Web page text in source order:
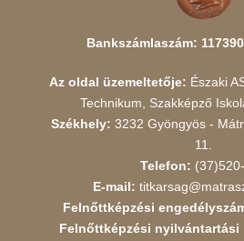
Bankszámlaszám:
Az oldal üzemeltetője: Északi
Technikum, Szakképző
Székhely: 3232 Gyöngyös -
11.
Telefon:
E-mail:
Felnőttképzési
Felnőttképzési nyilvántartási